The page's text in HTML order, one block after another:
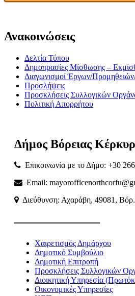
Ανακοινώσεις
Δελτία Τύπου
Δημοπρασίες Μίσθωσης –
Διαγωνισμοί Έργων/
Προσλήψεις
Προσκλήσεις Συλλογικών
Πολιτική Απορρήτου
Δήμος Βόρειας
Επικοινωνία με το Δήμο: +30
Email:
Διεύθυνση: Αχαράβη, 49081,
———————
Χαιρετισμός Δημάρχου
Δημοτικό Συμβούλιο
Δημοτική Επιτροπή
Προσκλήσεις Συλλογικών
Διοικητική Υπηρεσία
Οικονομικές Υπηρεσίες